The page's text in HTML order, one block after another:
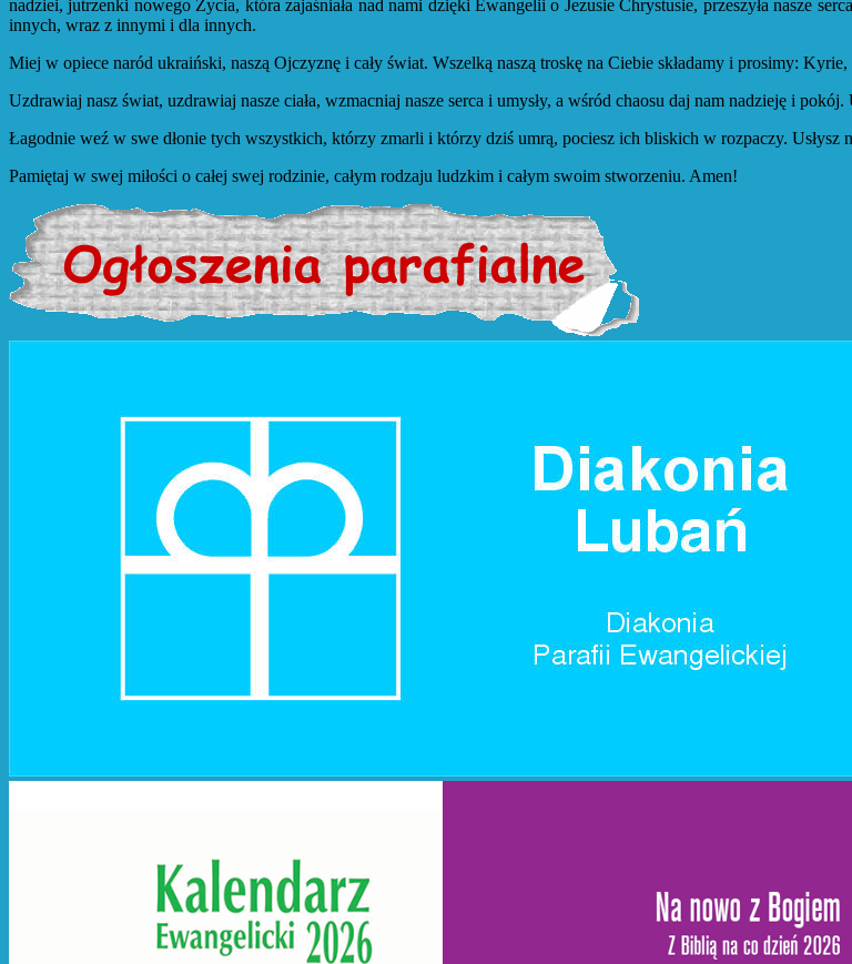
nadziei, jutrzenki nowego Życia, która zajaśniała nad nami dzięki Ewangelii o Jezusie Chrystusie, przeszyła nasze
innych, wraz z innymi i dla innych.
Miej w opiece naród ukraiński, naszą Ojczyznę i cały świat. Wszelką naszą troskę na Ciebie składamy i prosimy: Kyrie,
Uzdrawiaj nasz świat, uzdrawiaj nasze ciała, wzmacniaj nasze serca i umysły, a wśród chaosu daj nam nadzieję i
Łagodnie weź w swe dłonie tych wszystkich, którzy zmarli i którzy dziś umrą, pociesz ich bliskich w rozpaczy.
Pamiętaj w swej miłości o całej swej rodzinie, całym rodzaju ludzkim i całym swoim stworzeniu. Amen!